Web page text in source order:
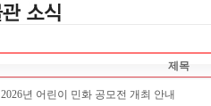
제목
2026년 어린이 민화 공모전 개최 안내